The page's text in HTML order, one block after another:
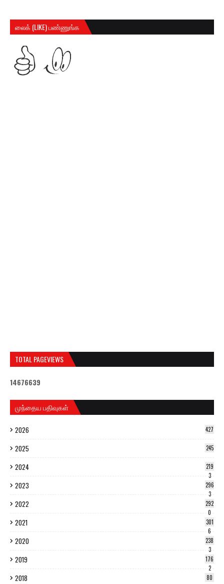
லைக் (LIKE) பண்ணுங்க
TOTAL PAGEVIEWS
14676639
முந்தைய பதிவுகள்
2026 427
2025 245
2024
219
3
2023
296
3
2022
292
0
2021
301
6
2020
238
3
2019
176
2
2018 80